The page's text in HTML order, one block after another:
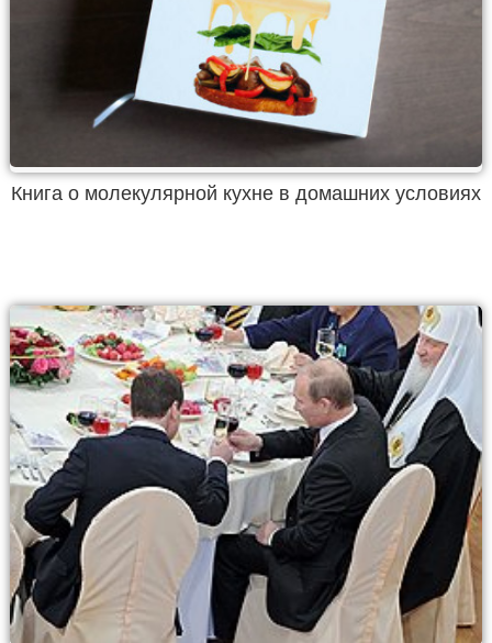
Книга о молекулярной кухне в домашних условиях